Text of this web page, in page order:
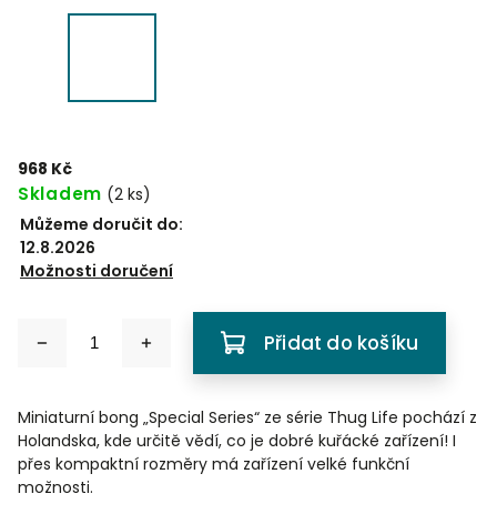
968 Kč
Skladem (2 ks)
Můžeme doručit do:
12.8.2026
Možnosti doručení
Přidat do košíku
Miniaturní bong „Special Series“ ze série Thug Life pochází z
Holandska, kde určitě vědí, co je dobré kuřácké zařízení! I
přes kompaktní rozměry má zařízení velké funkční
možnosti.